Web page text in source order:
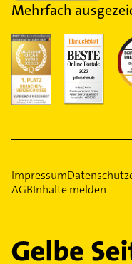
Mehrfach
Impressum
AGBInhalte melden